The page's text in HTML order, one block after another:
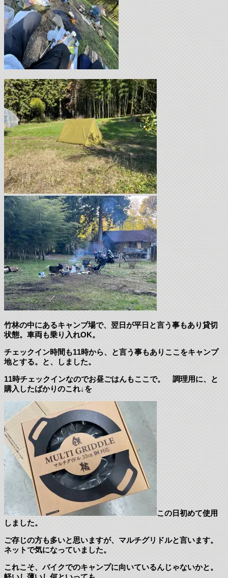
竹林の中にあるキャンプ場で、翌日が平日と言う事もあり貸切
状態。車両も乗り入れOK。
チェックイン時間も11時から、と言う事もありここをキャンプ
地とする。と、しました。
11時チェックインなのでお昼ごはんもここで。 調理用に、と
購入したばかりのこれ↓を
この日初めて使用
しました。
ご存じの方も多いと思いますが、マルチグリドルと言います。
ネットで気になっていました。
これこそ、バイクでのキャンプに向いているんじゃないかと。